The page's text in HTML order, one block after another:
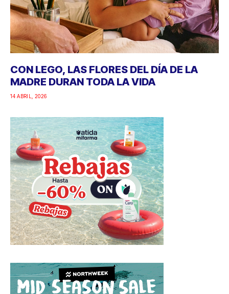
CON LEGO, LAS FLORES DEL DÍA DE LA
MADRE DURAN TODA LA VIDA
14 ABRIL, 2026